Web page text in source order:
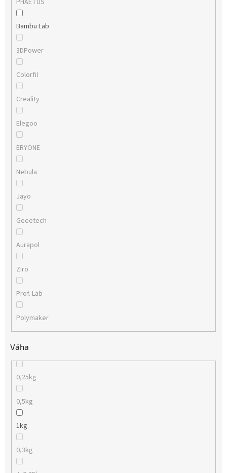
PHAETUS
Bambu Lab
3DPower
Colorfil
Creality
Elegoo
ERYONE
Nebula
Jayo
Geeetech
Aurapol
Ziro
Prof. Lab
Polymaker
Váha
0,25kg
0,5kg
1kg
0,3kg